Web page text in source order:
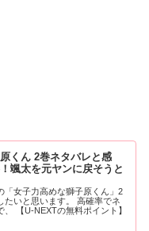
くん 2巻ネタバレと感
颯太を元ヤンに戻そうと
「女子力高めな獅子原くん」2
たいと思います。 高確率でネ
、 【U-NEXTの無料ポイント】